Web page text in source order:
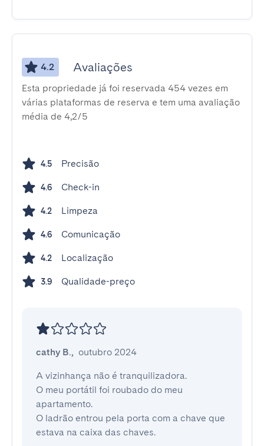
4.2 Avaliações
Esta propriedade já foi reservada 454 vezes em
várias plataformas de reserva e tem uma avaliação
média de 4,2/5
4.5 Precisão
4.6 Check-in
4.2 Limpeza
4.6 Comunicação
4.2 Localização
3.9 Qualidade-preço
cathy B., outubro 2024
A vizinhança não é tranquilizadora.
O meu portátil foi roubado do meu
apartamento.
O ladrão entrou pela porta com a chave que
estava na caixa das chaves.